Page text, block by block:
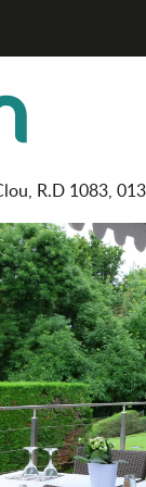
R.D 1083,